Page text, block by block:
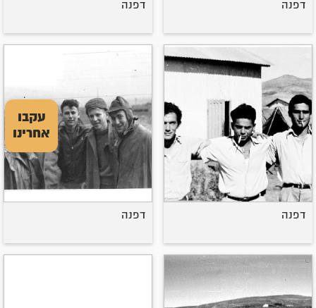
עקבו
אחרינו
דפנה דפנה
דפנה דפנה